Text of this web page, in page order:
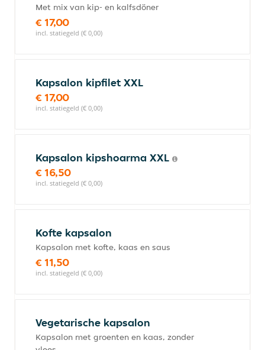
Met mix van kip- en kalfsdöner
€ 17,00
incl. statiegeld (€ 0,00)
Kapsalon kipfilet XXL
€ 17,00
incl. statiegeld (€ 0,00)
Kapsalon kipshoarma XXL
€ 16,50
incl. statiegeld (€ 0,00)
Kofte kapsalon
Kapsalon met kofte, kaas en saus
€ 11,50
incl. statiegeld (€ 0,00)
Vegetarische kapsalon
Kapsalon met groenten en kaas, zonder